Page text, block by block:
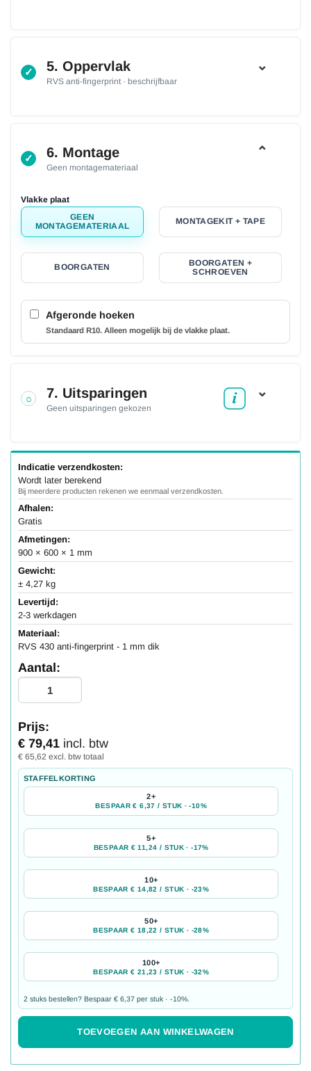
Indicatie verzendkosten:
Wordt later berekend
Bij meerdere producten rekenen we eenmaal verzendkosten.
Afhalen:
Gratis
Afmetingen:
900 × 600 × 1 mm
Gewicht:
± 4,27 kg
Levertijd:
2-3 werkdagen
Materiaal:
RVS 430 anti-fingerprint - 1 mm dik
Aantal:
Prijs:
€ 79,41 incl. btw
€ 65,62 excl. btw totaal
STAFFELKORTING
2+
BESPAAR € 6,37 / STUK · -10%
5+
BESPAAR € 11,24 / STUK · -17%
10+
BESPAAR € 14,82 / STUK · -23%
50+
BESPAAR € 18,22 / STUK · -28%
100+
BESPAAR € 21,23 / STUK · -32%
2 stuks bestellen? Bespaar € 6,37 per stuk · -10%.
TOEVOEGEN AAN WINKELWAGEN
✓ 5. Oppervlak
RVS anti-fingerprint · beschrijfbaar
⌄
✓ 6. Montage
Geen montagemateriaal
⌃
Vlakke plaat
GEEN
MONTAGEMATERIAAL
MONTAGEKIT + TAPE
BOORGATEN
BOORGATEN +
SCHROEVEN
Afgeronde hoeken
Standaard R10. Alleen mogelijk bij de vlakke plaat.
○ 7. Uitsparingen
Geen uitsparingen gekozen
⌄